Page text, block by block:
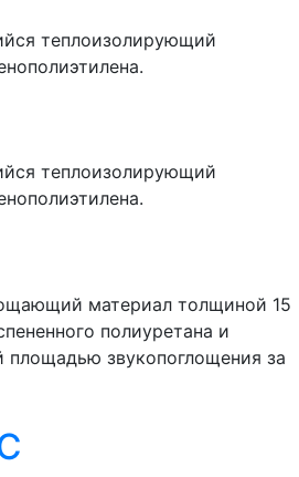
теплоизолирующий
теплоизолирующий
материал толщиной 15
полиуретана и
площадью звукопоглощения за